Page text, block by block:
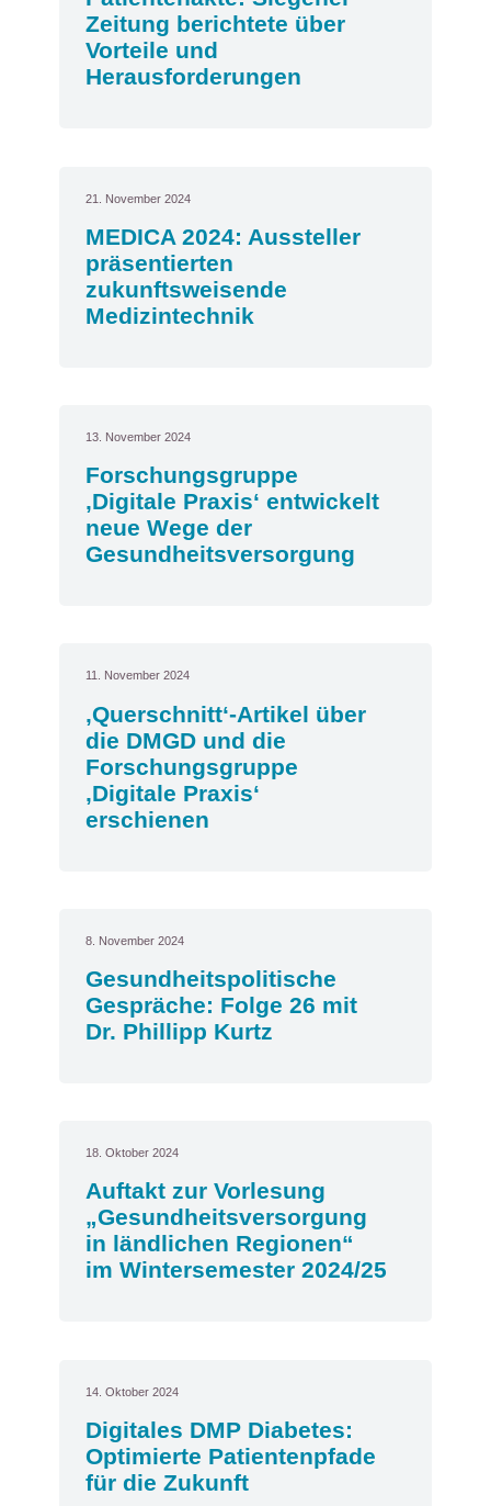
Zeitung berichtete über
Vorteile und
Herausforderungen
21. November 2024
MEDICA 2024: Aussteller
präsentierten
zukunftsweisende
Medizintechnik
13. November 2024
Forschungsgruppe
‚Digitale Praxis‘ entwickelt
neue Wege der
Gesundheitsversorgung
11. November 2024
‚Querschnitt‘-Artikel über
die DMGD und die
Forschungsgruppe
‚Digitale Praxis‘
erschienen
8. November 2024
Gesundheitspolitische
Gespräche: Folge 26 mit
Dr. Phillipp Kurtz
18. Oktober 2024
Auftakt zur Vorlesung
„Gesundheitsversorgung
in ländlichen Regionen“
im Wintersemester 2024/25
14. Oktober 2024
Digitales DMP Diabetes:
Optimierte Patientenpfade
für die Zukunft